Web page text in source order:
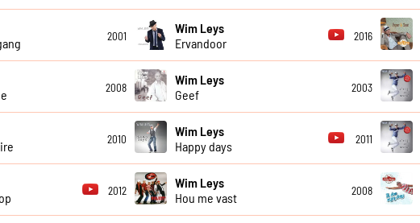
2001
Wim Leys
Ervandoor
2016
2008
Wim Leys
Geef
2003
2010
Wim Leys
Happy days
2011
2012
Wim Leys
Hou me vast
2008